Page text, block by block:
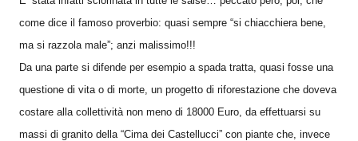
come dice il famoso proverbio: quasi sempre “si chiacchiera bene,
ma si razzola male”; anzi malissimo!!!
Da una parte si difende per esempio a spada tratta, quasi fosse una
questione di vita o di morte, un progetto di riforestazione che doveva
costare alla collettività non meno di 18000 Euro, da effettuarsi su
massi di granito della “Cima dei Castellucci” con piante che, invece